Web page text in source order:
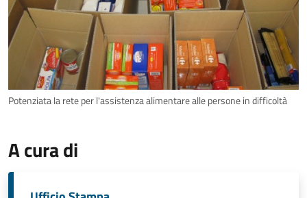
Potenziata la rete per l'assistenza alimentare alle persone in difficoltà
A cura di